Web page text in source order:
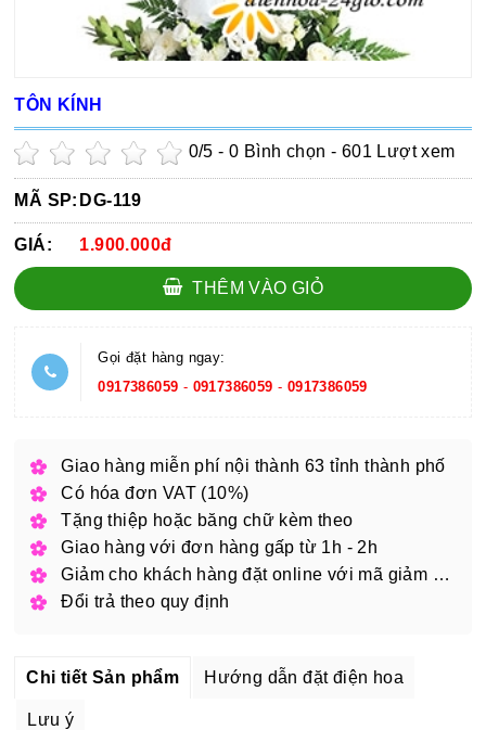
TÔN KÍNH
0/5 -0 Bình chọn - 601 Lượt xem
MÃ SP: DG-119
GIÁ: 1.900.000đ
THÊM VÀO GIỎ
Gọi đặt hàng ngay:
0917386059 - 0917386059 - 0917386059
Giao hàng miễn phí nội thành 63 tỉnh thành phố
Có hóa đơn VAT (10%)
Tặng thiệp hoặc băng chữ kèm theo
Giao hàng với đơn hàng gấp từ 1h - 2h
Giảm cho khách hàng đặt online với mã giảm giá
Đổi trả theo quy định
Chi tiết Sản phẩm Hướng dẫn đặt điện hoa
Lưu ý